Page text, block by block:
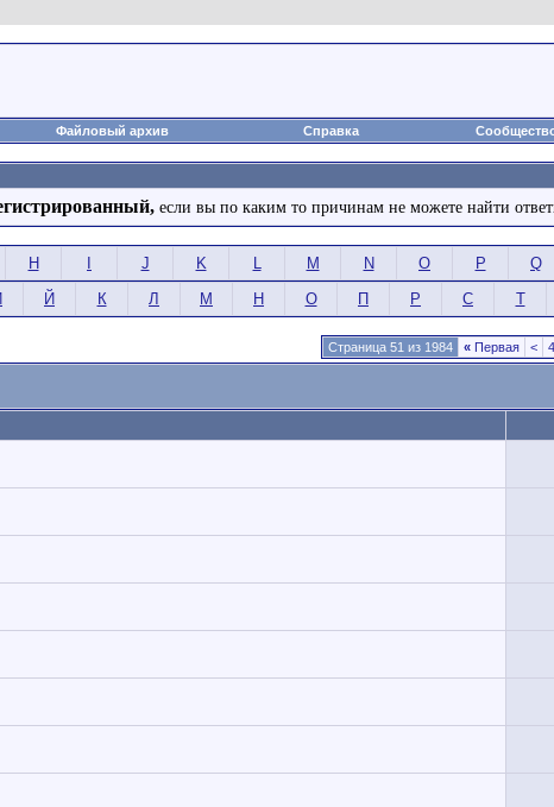
Файловый архив Справка
если вы по каким то причинам не можете найти
H J K L M N O P Q
Й К Л М Н О П Р С Т
Страница 51 из 1984 « Первая <